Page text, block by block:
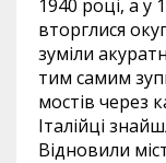
1940 році, а у
вторглися
зуміли
тим самим
мостів через
Італійці
Відновили